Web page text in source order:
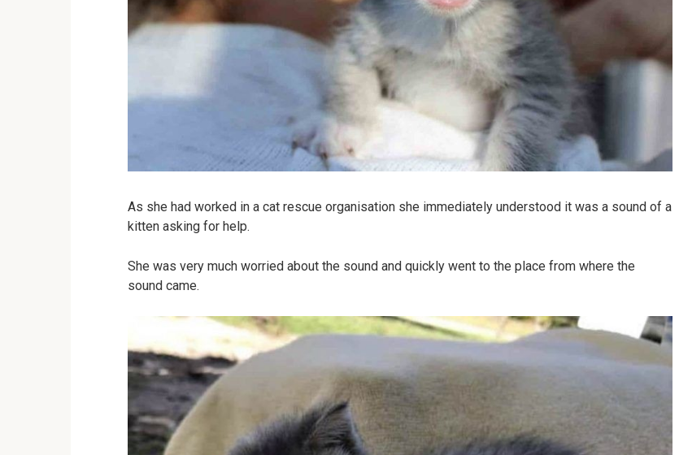
As she had worked in a cat rescue organisation she immediately understood it was a sound of a
kitten asking for help.
She was very much worried about the sound and quickly went to the place from where the
sound came.